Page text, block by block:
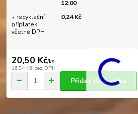
12:00
+ recyklační
příplatek
včetně DPH
0,24 Kč
20,50 Kč/ks
16,94 Kč bez DPH
Přidat do košíku